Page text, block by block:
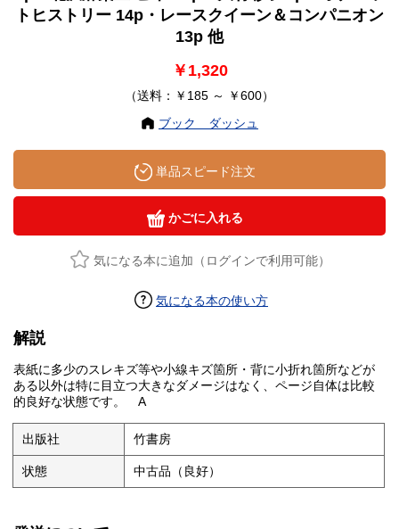
トヒストリー 14p・レースクイーン＆コンパニオン
13p 他
￥1,320
（送料：￥185 ～ ￥600）
ブック ダッシュ
単品スピード注文
かごに入れる
気になる本に追加（ログインで利用可能）
気になる本の使い方
解説
表紙に多少のスレキズ等や小線キズ箇所・背に小折れ箇所などが
ある以外は特に目立つ大きなダメージはなく、ページ自体は比較
的良好な状態です。 A
出版社 竹書房
状態 中古品（良好）